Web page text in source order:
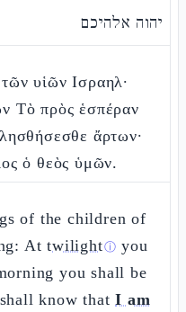
יהוה אלהיכם
υἱῶν Ισραηλ·
Τὸ πρὸς ἑσπέραν
ἄρτων·
ὁ θεὸς ὑμῶν.
of the children of
Attwilightⓘ you
you shall be
know thatI am